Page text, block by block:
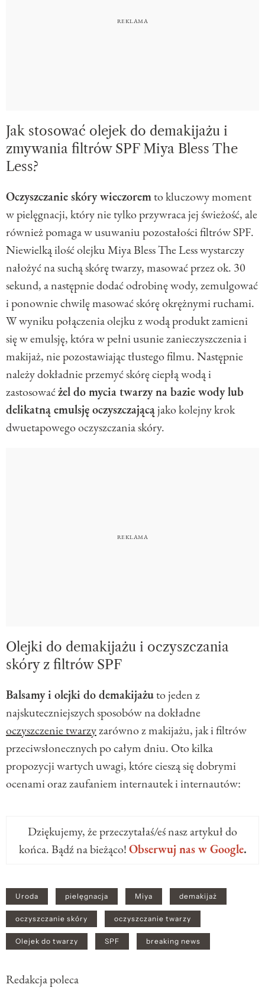
Jak stosować olejek do demakijażu i
zmywania filtrów SPF Miya Bless The
Less?
Oczyszczanie skóry wieczoremto kluczowy moment
w pielęgnacji, który nie tylko przywraca jej świeżość, ale
również pomaga w usuwaniu pozostałości filtrów SPF.
Niewielką ilość olejku Miya Bless The Less wystarczy
nałożyć na suchą skórę twarzy, masować przez ok. 30
sekund, a następnie dodać odrobinę wody, zemulgować
i ponownie chwilę masować skórę okrężnymi ruchami.
W wyniku połączenia olejku z wodą produkt zamieni
się w emulsję, która w pełni usunie zanieczyszczenia i
makijaż, nie pozostawiając tłustego filmu. Następnie
należy dokładnie przemyć skórę ciepłą wodą i
zastosowaćżel do mycia twarzy na bazie wody lub
delikatną emulsję oczyszczającąjako kolejny krok
dwuetapowego oczyszczania skóry.
Olejki do demakijażu i oczyszczania
skóry z filtrów SPF
Balsamy i olejki do demakijażuto jeden z
najskuteczniejszych sposobów na dokładne
oczyszczenie twarzyzarówno z makijażu, jak i filtrów
przeciwsłonecznych po całym dniu. Oto kilka
propozycji wartych uwagi, które cieszą się dobrymi
ocenami oraz zaufaniem internautek i internautów:
Dziękujemy, że przeczytałaś/eś nasz artykuł do
końca. Bądź na bieżąco!Obserwuj nas w Google.
Uroda pielęgnacja Miya demakijaż
oczyszczanie skóry oczyszczanie twarzy
Olejek do twarzy SPF breaking news
Redakcja poleca